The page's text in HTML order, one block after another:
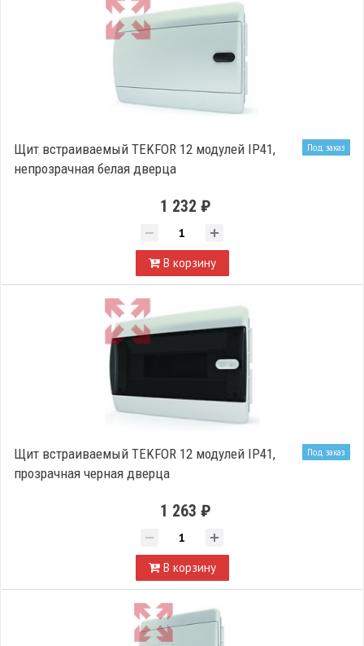
Под заказ
Щит встраиваемый TEKFOR 12 модулей IP41,
непрозрачная белая дверца
1 232 ₽
В корзину
Под заказ
Щит встраиваемый TEKFOR 12 модулей IP41,
прозрачная черная дверца
1 263 ₽
В корзину